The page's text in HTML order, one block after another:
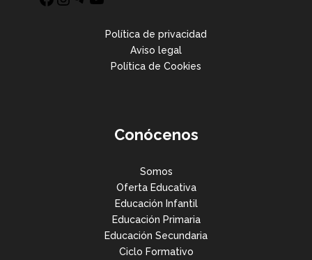
Política de privacidad
Aviso legal
Política de Cookies
Conócenos
Somos
Oferta Educativa
Educación Infantil
Educación Primaria
Educación Secundaria
Ciclo Formativo